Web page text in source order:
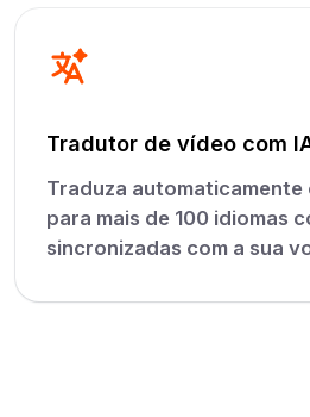
Tradutor de vídeo com
Traduza automaticamente
para mais de 100 idiomas
sincronizadas com a sua